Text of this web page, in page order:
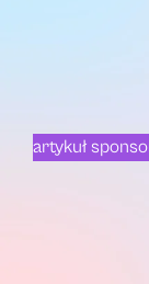
artykuł